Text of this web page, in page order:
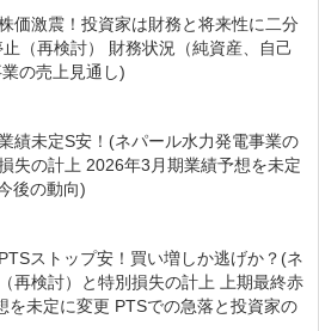
価激震！投資家は財務と将来性に二分
（再検討） 財務状況（純資産、自己
の売上見通し)
績未定S安！(ネパール水力発電事業の
失の計上 2026年3月期業績予想を未定
後の動向)
ストップ安！買い増しか逃げか？(ネ
再検討）と特別損失の計上 上期最終赤
を未定に変更 PTSでの急落と投資家の